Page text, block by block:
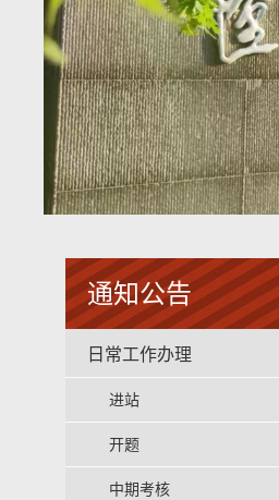
通知公告
日常工作办理
进站
开题
中期考核